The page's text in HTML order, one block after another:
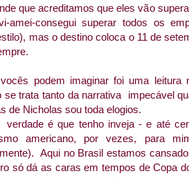
que acreditamos que eles vão
amei-consegui superar todos os
mas o destino coloca o 11 de
podem imaginar foi uma leitura
se trata tanto da narrativa impecável
de Nicholas sou toda elogios.
é que tenho inveja - e até
americano, por vezes, para
Aqui no Brasil estamos
só dá as caras em tempos de Copa